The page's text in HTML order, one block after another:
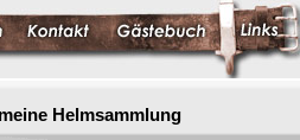
Helmsammlung